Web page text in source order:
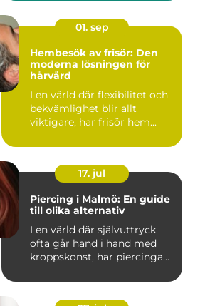
01. sep
Hembesök av frisör: Den
moderna lösningen för
hårvård
I en värld där flexibilitet och
bekvämlighet blir allt
viktigare, har frisör hem...
17. jul
Piercing i Malmö: En guide
till olika alternativ
I en värld där självuttryck
ofta går hand i hand med
kroppskonst, har piercinga...